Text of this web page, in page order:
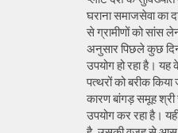
घराना समाजसेवा का
से ग्रामीणों को सांस
अनुसार पिछले कुछ
उपयोग हो रहा है।
पत्थरों को बरीक
कारण बांगड़ समूह
उपयोग कर रहा है।